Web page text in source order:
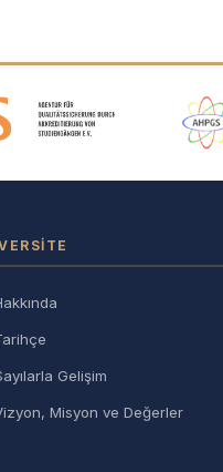
Gelişim
Misyon ve Değerler